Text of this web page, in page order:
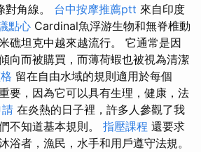
角線。 台中按摩推薦ptt 來自印度
點心 Cardinal魚浮游生物和無脊椎動
礁坦克中越來越流行。 它通常是因
向而被購買，而薄荷蝦也被視為清潔
留在自由水域的規則適用於每個
要，因為它可以具有生理，健康，法
在炎熱的日子裡，許多人參觀了我
不知道基本規則。 指壓課程 還要求
浴者，漁民，水手和用戶遵守法規。